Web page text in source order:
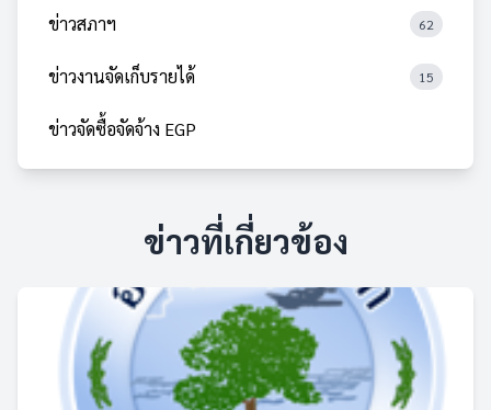
ข่าวสภาฯ 62
ข่าวงานจัดเก็บรายได้ 15
ข่าวจัดซื้อจัดจ้าง EGP
ข่าวที่เกี่ยวข้อง